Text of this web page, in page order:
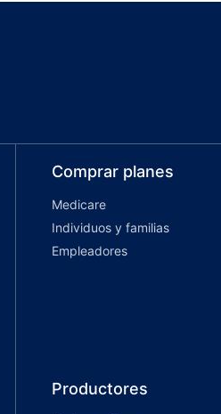
Comprar planes
Medicare
Individuos y familias
Empleadores
Productores